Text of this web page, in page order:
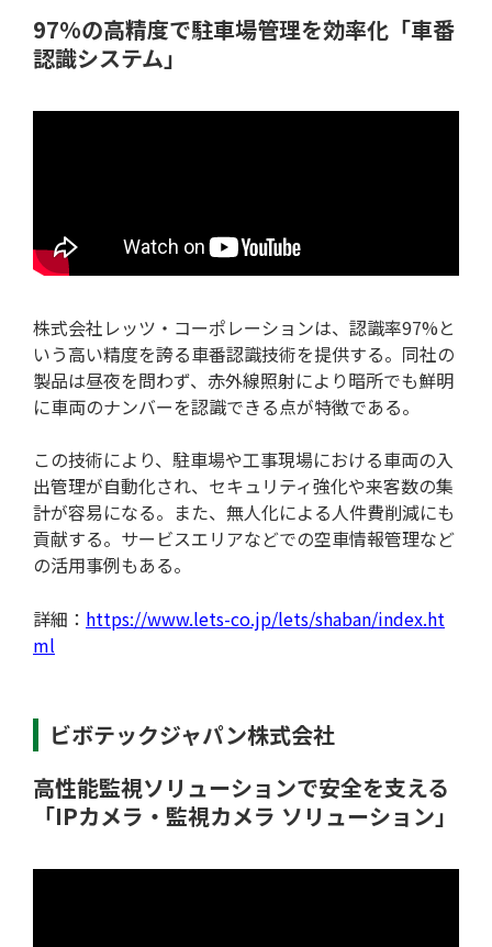
初めての方へ
97%の高精度で駐車場管理を効率化「車番
認識システム」
株式会社レッツ・コーポレーションは、認識率97%と
いう高い精度を誇る車番認識技術を提供する。同社の
製品は昼夜を問わず、赤外線照射により暗所でも鮮明
に車両のナンバーを認識できる点が特徴である。
この技術により、駐車場や工事現場における車両の入
出管理が自動化され、セキュリティ強化や来客数の集
計が容易になる。また、無人化による人件費削減にも
貢献する。サービスエリアなどでの空車情報管理など
の活用事例もある。
詳細： https://www.lets-co.jp/lets/shaban/index.ht
ml
ビボテックジャパン株式会社
高性能監視ソリューションで安全を支える
「IPカメラ・監視カメラ ソリューション」